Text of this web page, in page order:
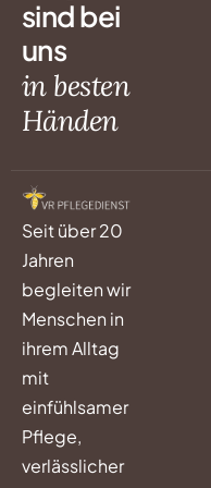
sind bei
uns
in besten
Händen
Seit über 20
Jahren
begleiten wir
Menschen in
ihrem Alltag
mit
einfühlsamer
Pflege,
verlässlicher